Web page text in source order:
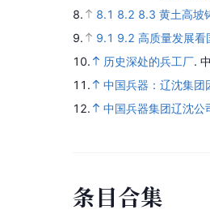
8.
8.1 8.2 8.3 黄土高
9.
9.1 9.2 高质量发展看
10.
历史深处的兵工厂.
11.
中国兵器：辽沈集团
12.
中国兵器集团辽沈
条目合集